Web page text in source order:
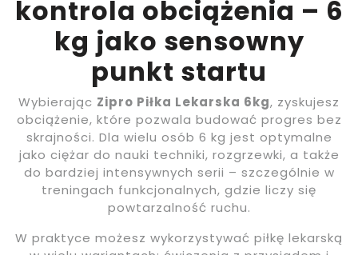
kontrola obciążenia – 6
kg jako sensowny
punkt startu
Wybierając Zipro Piłka Lekarska 6kg, zyskujesz
obciążenie, które pozwala budować progres bez
skrajności. Dla wielu osób 6 kg jest optymalne
jako ciężar do nauki techniki, rozgrzewki, a także
do bardziej intensywnych serii – szczególnie w
treningach funkcjonalnych, gdzie liczy się
powtarzalność ruchu.
W praktyce możesz wykorzystywać piłkę lekarską